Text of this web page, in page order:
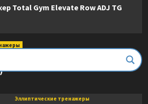
Total Gym Elevate Row ADJ TG
тренажер DFC E8745T
Эллиптические тренажеры